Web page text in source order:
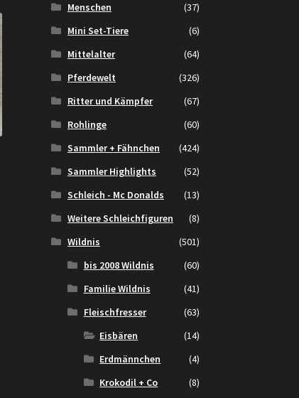
Menschen
(37)
Mini Set-Tiere
(6)
Mittelalter
(64)
Pferdewelt
(326)
Ritter und Kämpfer
(67)
Rohlinge
(60)
Sammler + Fähnchen
(424)
Sammler Highlights
(52)
Schleich - Mc Donalds
(13)
Weitere Schleichfiguren
(8)
Wildnis
(501)
bis 2008 Wildnis
(60)
Familie Wildnis
(41)
Fleischfresser
(63)
Eisbären
(14)
Erdmännchen
(4)
Krokodil + Co
(8)